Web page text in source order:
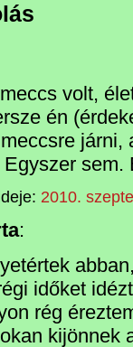
volt,
én
sem.
2010.
:
időket
rég
kijönnek